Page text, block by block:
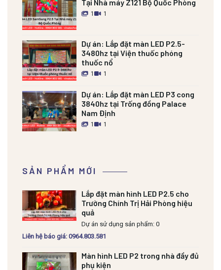
Tại Nhà máy Z121 Bộ Quốc Phòng
1 1
Dự án: Lắp đặt màn LED P2.5-
3480hz tại Viện thuốc phóng
thuốc nổ
1 1
Dự án: Lắp đặt màn LED P3 cong
3840hz tại Trống đồng Palace
Nam Định
1 1
SẢN PHẨM MỚI
Lắp đặt màn hình LED P2.5 cho
Trường Chính Trị Hải Phòng hiệu
quả
Dự án sử dụng sản phẩm: 0
Liên hệ báo giá: 0964.803.581
Màn hình LED P2 trong nhà đầy đủ
phụ kiện